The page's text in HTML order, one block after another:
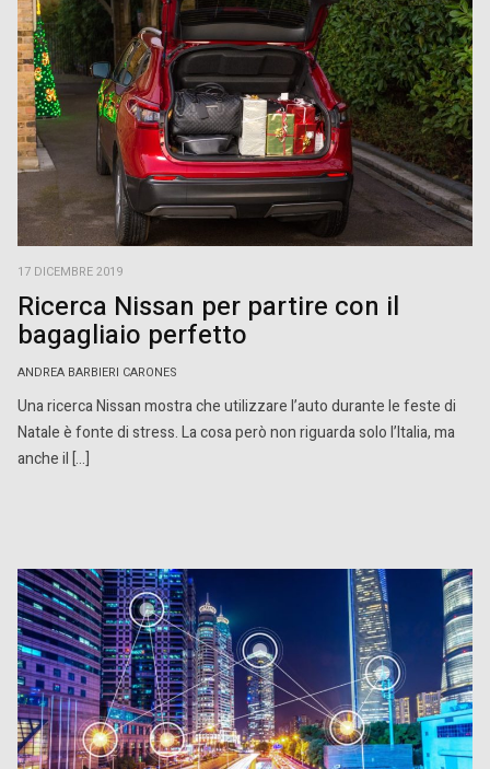
17 DICEMBRE 2019
Ricerca Nissan per partire con il
bagagliaio perfetto
ANDREA BARBIERI CARONES
Una ricerca Nissan mostra che utilizzare l’auto durante le feste di
Natale è fonte di stress. La cosa però non riguarda solo l’Italia, ma
anche il […]